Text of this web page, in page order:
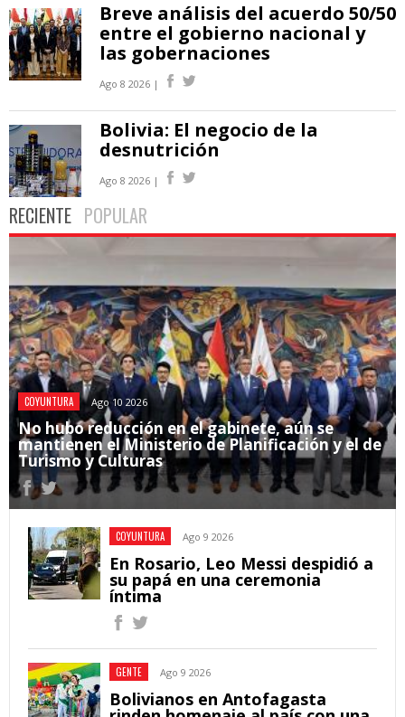
Breve análisis del acuerdo 50/50
entre el gobierno nacional y
las gobernaciones
Ago 8 2026 |
Bolivia: El negocio de la
desnutrición
Ago 8 2026 |
RECIENTE POPULAR
COYUNTURA Ago 10 2026
No hubo reducción en el gabinete, aún se
mantienen el Ministerio de Planificación y el de
Turismo y Culturas
COYUNTURA Ago 9 2026
En Rosario, Leo Messi despidió a
su papá en una ceremonia
íntima
GENTE Ago 9 2026
Bolivianos en Antofagasta